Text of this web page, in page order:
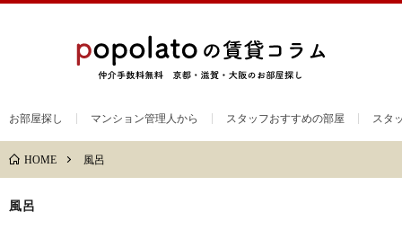
お部屋探し マンション管理人から スタッフおすすめの部屋 スタ
HOME 風呂
風呂